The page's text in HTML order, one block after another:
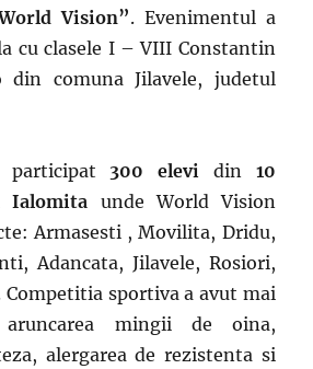
Vision”. Evenimentul a
cu clasele I – VIII Constantin
din comuna Jilavele, judetul
participat 300 elevi din 10
Ialomita unde World Vision
Armasesti , Movilita, Dridu,
Adancata, Jilavele, Rosiori,
Competitia sportiva a avut mai
mingii de oina,
alergarea de rezistenta si